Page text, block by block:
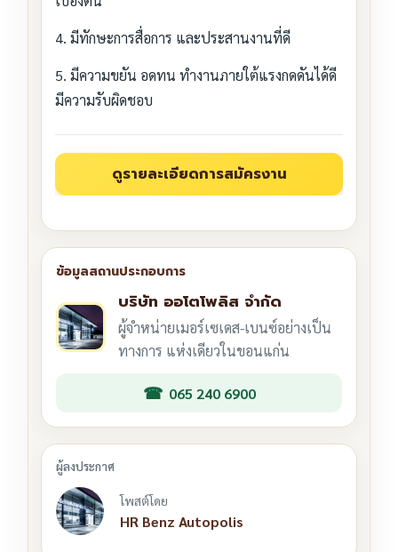
4. มีทักษะการสื่อการ และประสานงานที่ดี
5. มีความขยัน อดทน ทำงานภายใต้แรงกดดันได้ดี
มีความรับผิดชอบ
บริษัท ออโตโพลิส จำกัด
ผู้จำหน่ายเมอร์เซเดส-เบนซ์อย่างเป็น
ทางการ แห่งเดียวในขอนแก่น
065 240 6900
โพสต์โดย
HR Benz Autopolis